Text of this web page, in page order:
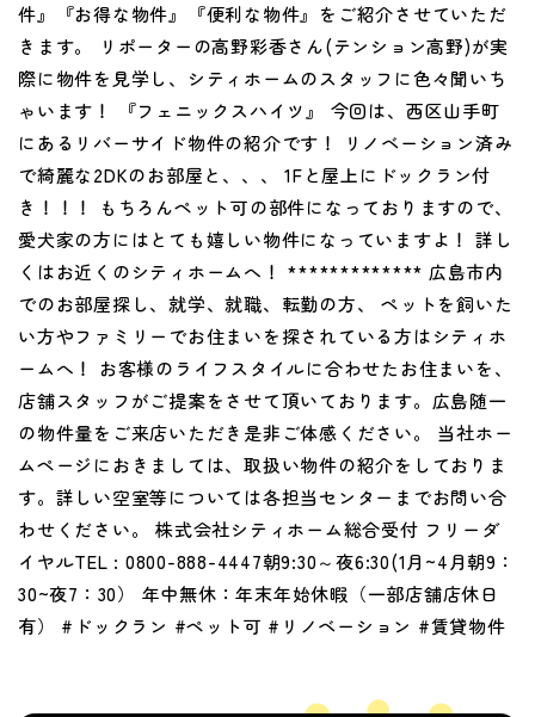
件』『お得な物件』『便利な物件』をご紹介させていただ
きます。 リポーターの高野彩香さん(テンション高野)が実
際に物件を見学し、シティホームのスタッフに色々聞いち
ゃいます！ 『フェニックスハイツ』 今回は、西区山手町
にあるリバーサイド物件の紹介です！ リノベーション済み
で綺麗な2DKのお部屋と、、、 1Fと屋上にドックラン付
き！！！ もちろんペット可の部件になっておりますので、
愛犬家の方にはとても嬉しい物件になっていますよ！ 詳し
くはお近くのシティホームへ！ ************* 広島市内
でのお部屋探し、就学、就職、転勤の方、 ペットを飼いた
い方やファミリーでお住まいを探されている方はシティホ
ームへ！ お客様のライフスタイルに合わせたお住まいを、
店舗スタッフがご提案をさせて頂いております。広島随一
の物件量をご来店いただき是非ご体感ください。 当社ホー
ムページにおきましては、取扱い物件の紹介をしておりま
す。詳しい空室等については各担当センターまでお問い合
わせください。 株式会社シティホーム総合受付 フリーダ
イヤルTEL : 0800-888-4447朝9:30～夜6:30(1月~4月朝9：
30~夜7：30） 年中無休：年末年始休暇（一部店舗店休日
有） #ドックラン #ペット可 #リノベーション #賃貸物件